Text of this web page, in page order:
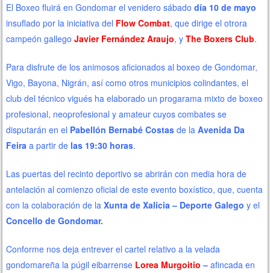
El Boxeo fluirá en Gondomar el venidero sábadodía 10 de mayo
insuflado por la iniciativa del Flow Combat, que dirige el otrora
campeón gallegoJavier Fernández Araujo, yThe Boxers Club.
Para disfrute de los animosos aficionados al boxeo de Gondomar,
Vigo, Bayona, Nigrán, así como otros municipios colindantes, el
club del técnico vigués ha elaborado un progarama mixto de boxeo
profesional, neoprofesional y amateur cuyos combates se
disputarán en el Pabellón Bernabé Costas de laAvenida Da
Feiraa partir de las 19:30 horas.
Las puertas del recinto deportivo se abrirán con media hora de
antelación al comienzo oficial de este evento boxístico, que, cuenta
con la colaboración de laXunta de Xalicia – Deporte Galego y el
Concello de Gondomar.
Conforme nos deja entrever el cartel relativo a la velada
gondomareña la púgil eibarrense Lorea Murgoitio–afincada en